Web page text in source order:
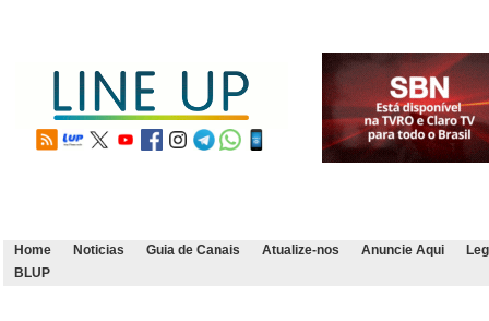
Home Noticias Guia de Canais Atualize-nos Anuncie Aqui
BLUP